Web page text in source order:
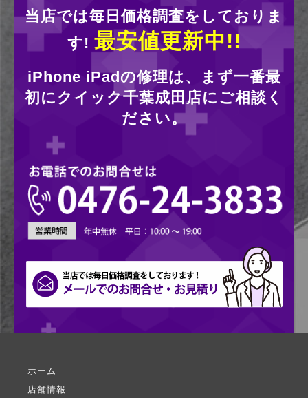
当店では毎日価格調査をしておりま
す! 最安値更新中!!
iPhone iPadの修理は、まず一番最
初にクイック千葉成田店にご相談く
ださい。
ホーム
店舗情報